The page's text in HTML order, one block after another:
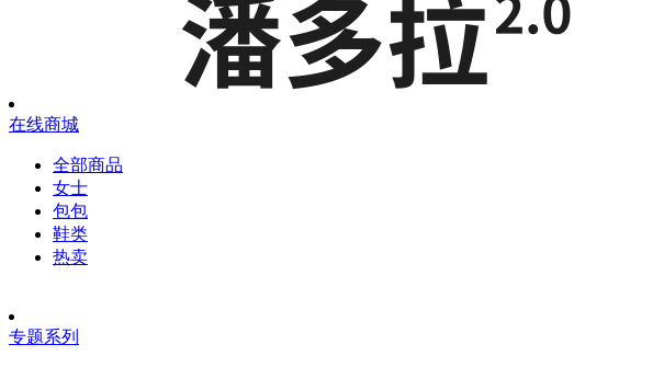
在线商城
全部商品
女士
包包
鞋类
热卖
专题系列